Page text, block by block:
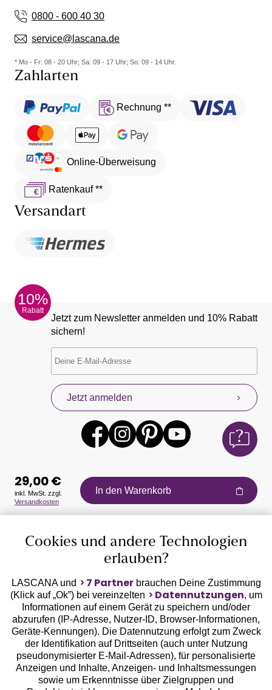
0800 - 600 40 30
service@lascana.de
* Mo - Fr: 08 - 20 Uhr; Sa: 09 - 17 Uhr; So: 09 - 14 Uhr.
Zahlarten
Rechnung **
Online-Überweisung
Ratenkauf **
Versandart
10%
Rabatt
Jetzt zum Newsletter anmelden und 10% Rabatt
sichern!
Jetzt anmelden
Auszeichnungen
Geprüfte Sicherheit
29,00 €
inkl. MwSt. zzgl.
Versandkosten
In den Warenkorb
Cookies und andere Technologien
erlauben?
LASCANA und 7 Partnerbrauchen Deine Zustimmung
(Klick auf „Ok”) bei vereinzelten
Datennutzungen, um
Informationen auf einem Gerät zu speichern und/oder
abzurufen (IP-Adresse, Nutzer-ID, Browser-Informationen,
Geräte-Kennungen). Die Datennutzung erfolgt zum Zweck
der Identifikation auf Drittseiten (auch unter Nutzung
pseudonymisierter E-Mail-Adressen), für personalisierte
Anzeigen und Inhalte, Anzeigen- und Inhaltsmessungen
sowie um Erkenntnisse über Zielgruppen und